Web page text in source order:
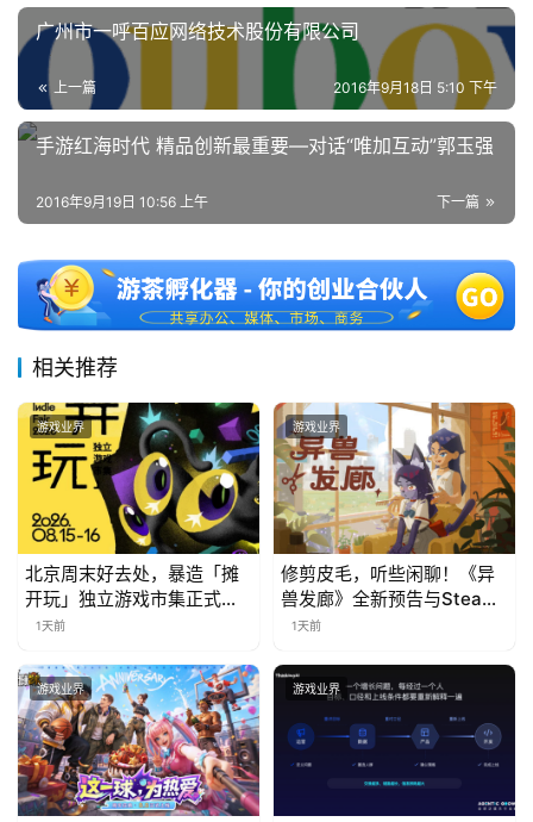
广州市一呼百应网络技术股份有限公司
上一篇 2016年9月18日 5:10 下午
手游红海时代 精品创新最重要—对话“唯加互动”郭玉强
下一篇
2016年9月19日 10:56 上午
相关推荐
游戏业界
北京周末好去处，暴造「摊
开玩」独立游戏市集正式开
票！
1天前
游戏业界
修剪皮毛，听些闲聊！《异
兽发廊》全新预告与Steam
免费试玩公开
1天前
游戏业界 游戏业界